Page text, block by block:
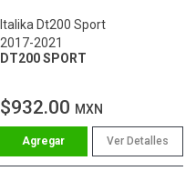
Italika Dt200 Sport
2017-2021
DT200 SPORT
$932.00 MXN
Ver Detalles